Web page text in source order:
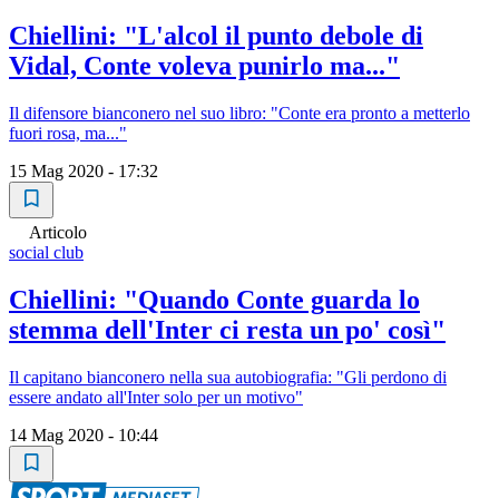
Chiellini: "L'alcol il punto debole di
Vidal, Conte voleva punirlo ma..."
Il difensore bianconero nel suo libro: "Conte era pronto a metterlo
fuori rosa, ma..."
15 Mag 2020 - 17:32
Articolo
social club
Chiellini: "Quando Conte guarda lo
stemma dell'Inter ci resta un po' così"
Il capitano bianconero nella sua autobiografia: "Gli perdono di
essere andato all'Inter solo per un motivo"
14 Mag 2020 - 10:44